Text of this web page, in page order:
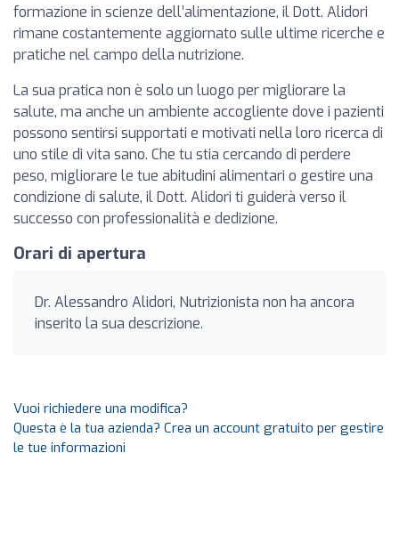
formazione in scienze dell’alimentazione, il Dott. Alidori
rimane costantemente aggiornato sulle ultime ricerche e
pratiche nel campo della nutrizione.
La sua pratica non è solo un luogo per migliorare la
salute, ma anche un ambiente accogliente dove i pazienti
possono sentirsi supportati e motivati nella loro ricerca di
uno stile di vita sano. Che tu stia cercando di perdere
peso, migliorare le tue abitudini alimentari o gestire una
condizione di salute, il Dott. Alidori ti guiderà verso il
successo con professionalità e dedizione.
Orari di apertura
Dr. Alessandro Alidori, Nutrizionista non ha ancora
inserito la sua descrizione.
Vuoi richiedere una modifica?
Questa è la tua azienda? Crea un account gratuito per gestire
le tue informazioni